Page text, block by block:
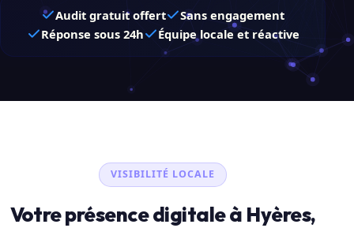
Audit gratuit offert
Sans engagement
Réponse sous 24h
Équipe locale et réactive
VISIBILITÉ LOCALE
Votre présence digitale à Hyères,